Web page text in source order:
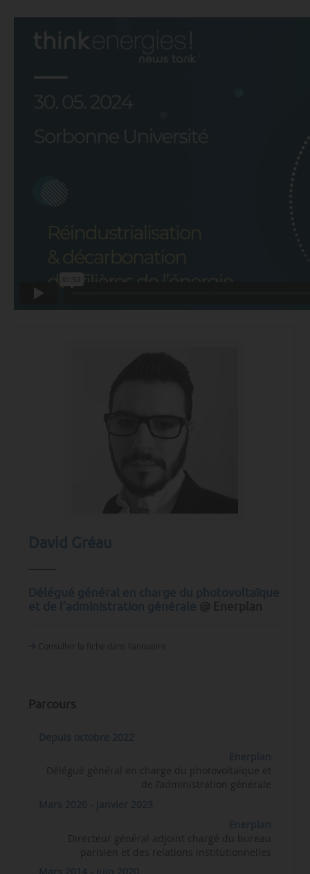
Parcours
Délégué général en charge du photovoltaïque et
de l’administration générale
Directeur général adjoint chargé du bureau
parisien et des relations institutionnelles